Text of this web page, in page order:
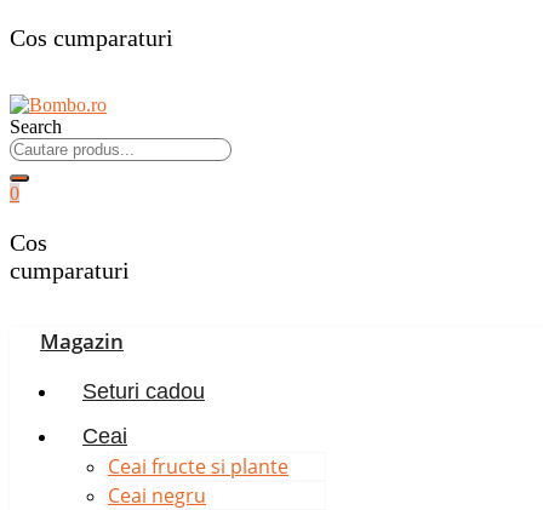
Cos cumparaturi
Search
0
Cos
cumparaturi
Magazin
Seturi cadou
Ceai
Ceai fructe si plante
Ceai negru